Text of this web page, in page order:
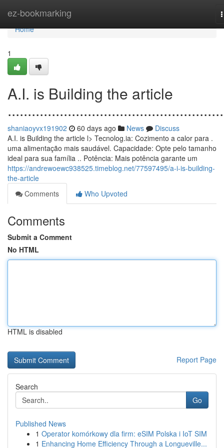
ez-bookmarking
Home
Home
1
A.I. is Building the article
shaniaoyvx191902 60 days ago News
Discuss
A.I. is Building the article l> Tecnolog.ia: Cozimento a calor para .
uma alimentação mais saudável. Capacidade: Opte pelo tamanho
ideal para sua família .. Potência: Mais potência garante um
https://andrewoewc938525.timeblog.net/77597495/a-i-is-building-
the-article
Comments
Who Upvoted
Comments
Submit a Comment
No HTML
HTML is disabled
Report Page
Search
Go
Published News
1 Operator komórkowy dla firm: eSIM Polska i IoT SIM
1 Enhancing Home Efficiency Through a Longueville...